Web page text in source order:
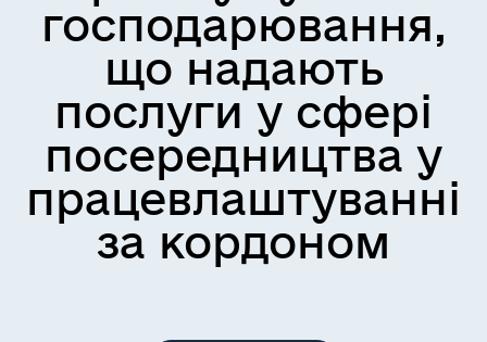
господарювання,
що надають
послуги у сфері
посередництва у
працевлаштуванні
за кордоном